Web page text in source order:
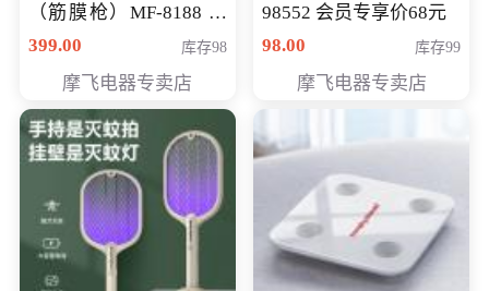
（筋膜枪）MF-8188 会
员专享价268元
399.00 库存98
摩飞电器专卖店
98552 会员专享价68元
98.00
库存99
摩飞电器专卖店